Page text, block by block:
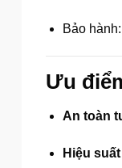
Bảo hành:
Ưu
An toàn
Hiệu